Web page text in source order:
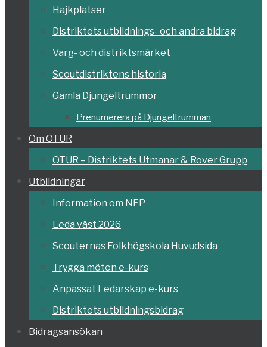
Hajkplatser
Distriktets utbildnings- och andra bidrag
Varg- och distriktsmärket
Scoutdistriktens historia
Gamla Djungeltrummor
Prenumerera på Djungeltrumman
Om OTUR
OTUR – Distriktets Utmanar & Rover Grupp
Utbildningar
Information om NFP
Leda väst 2026
Scouternas Folkhögskola Huvudsida
Trygga möten e-kurs
Anpassat Ledarskap e-kurs
Distriktets utbildningsbidrag
Bidragsansökan